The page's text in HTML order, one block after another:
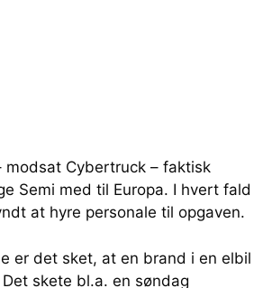
modsat Cybertruck – faktisk
Semi med til Europa. I hvert fald
at hyre personale til opgaven.
er det sket, at en brand i en elbil
skete bl.a. en søndag